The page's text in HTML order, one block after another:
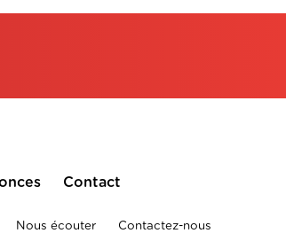
Contact
Nous écouter Contactez-nous